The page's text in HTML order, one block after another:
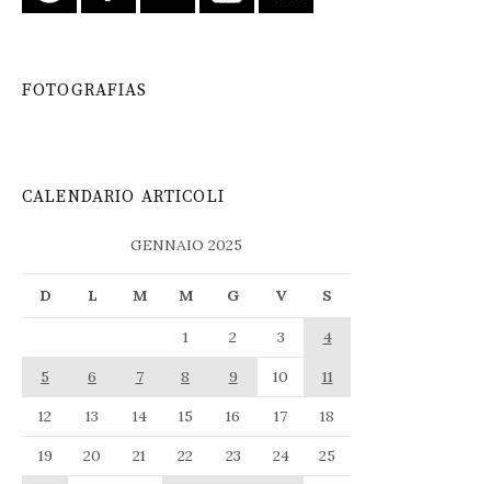
FOTOGRAFIAS
CALENDARIO ARTICOLI
GENNAIO 2025
D L M M G V S
1 2 3
4
5
6 7 8 9 10
11
12
13 14 15 16 17
18
19
20 21 22 23 24
25